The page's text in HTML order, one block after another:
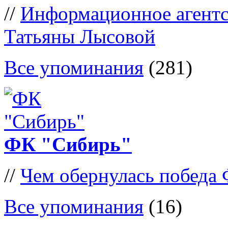
// Информационное
Татьяны Лысовой
Все упоминания (281)
ФК "Сибирь"
// Чем обернулась
Все упоминания (16)